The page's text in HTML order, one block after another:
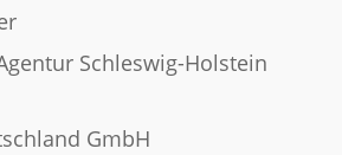
Schleswig-Holstein
GmbH